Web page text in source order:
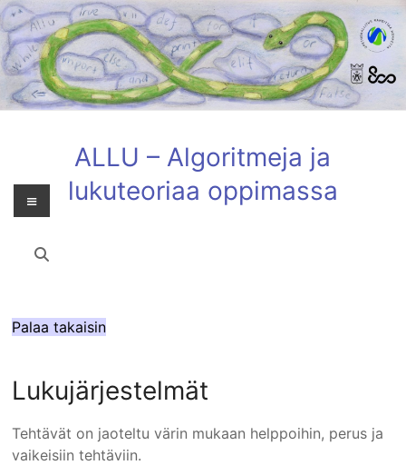
Skip
to
content
ALLU – Algoritmeja ja
lukuteoriaa oppimassa
Valikko
Palaa takaisin
Lukujärjestelmät
Tehtävät on jaoteltu värin mukaan helppoihin, perus ja
vaikeisiin tehtäviin.